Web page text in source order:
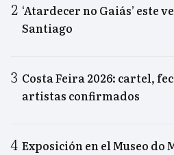
‘Atardecer no Gaiás’ este
Santiago
Costa Feira 2026: cartel,
artistas confirmados
Exposición en el Museo do